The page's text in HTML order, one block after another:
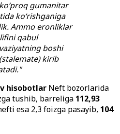
gumanitar
ko‘rishganiga
Ammo eronliklar
qabul
boshi
kirib
hisobotlar Neft bozorlarida
tushib, barreliga 112,93
esa 2,3 foizga pasayib, 104